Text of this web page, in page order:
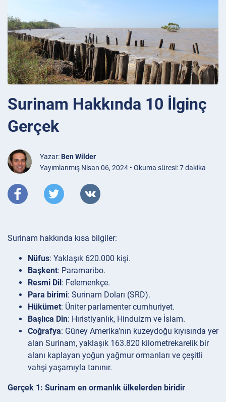
Surinam Hakkında 10 İlginç
Gerçek
Yazar: Ben Wilder
Yayımlanmış Nisan 06, 2024 • Okuma süresi: 7 dakika
Surinam hakkında kısa bilgiler:
Nüfus: Yaklaşık 620.000 kişi.
Başkent: Paramaribo.
Resmi Dil: Felemenkçe.
Para birimi: Surinam Doları (SRD).
Hükümet: Üniter parlamenter cumhuriyet.
Başlıca Din: Hıristiyanlık, Hinduizm ve İslam.
Coğrafya: Güney Amerika’nın kuzeydoğu kıyısında yer
alan Surinam, yaklaşık 163.820 kilometrekarelik bir
alanı kaplayan yoğun yağmur ormanları ve çeşitli
vahşi yaşamıyla tanınır.
Gerçek 1: Surinam en ormanlık ülkelerden biridir